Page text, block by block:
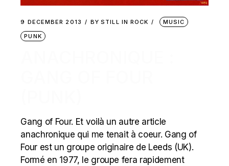
9 DECEMBER 2013 BY STILL IN ROCK
MUSIC
PUNK
Gang of Four. Et voilà un autre article
anachronique qui me tenait à coeur. Gang of
Four est un groupe originaire de Leeds (UK).
Formé en 1977, le groupe fera rapidement